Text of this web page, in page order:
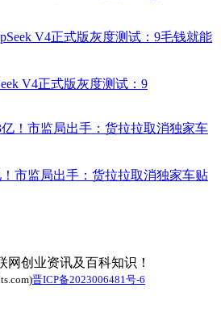
V4正式版灰度测试：9
市监局出手：货拉拉取消独家车贴
创业资讯及百科知识！
晋ICP备2023006481号-6